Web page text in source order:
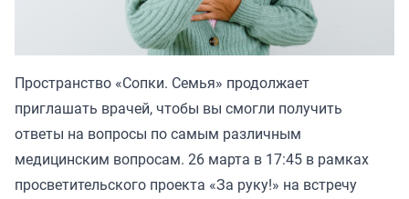
Пространство «Сопки. Семья» продолжает
приглашать врачей, чтобы вы смогли получить
ответы на вопросы по самым различным
медицинским вопросам. 26 марта в 17:45 в рамках
просветительского проекта «За руку!» на встречу